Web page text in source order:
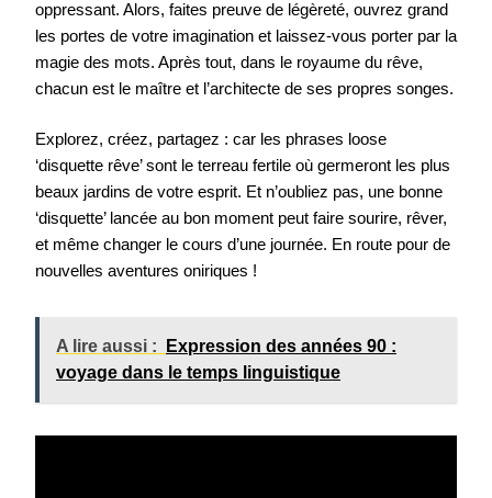
oppressant. Alors, faites preuve de légèreté, ouvrez grand
les portes de votre imagination et laissez-vous porter par la
magie des mots. Après tout, dans le royaume du rêve,
chacun est le maître et l’architecte de ses propres songes.
Explorez, créez, partagez : car les phrases loose
‘disquette rêve’ sont le terreau fertile où germeront les plus
beaux jardins de votre esprit. Et n’oubliez pas, une bonne
‘disquette’ lancée au bon moment peut faire sourire, rêver,
et même changer le cours d’une journée. En route pour de
nouvelles aventures oniriques !
A lire aussi :
Expression des années 90 :
voyage dans le temps linguistique